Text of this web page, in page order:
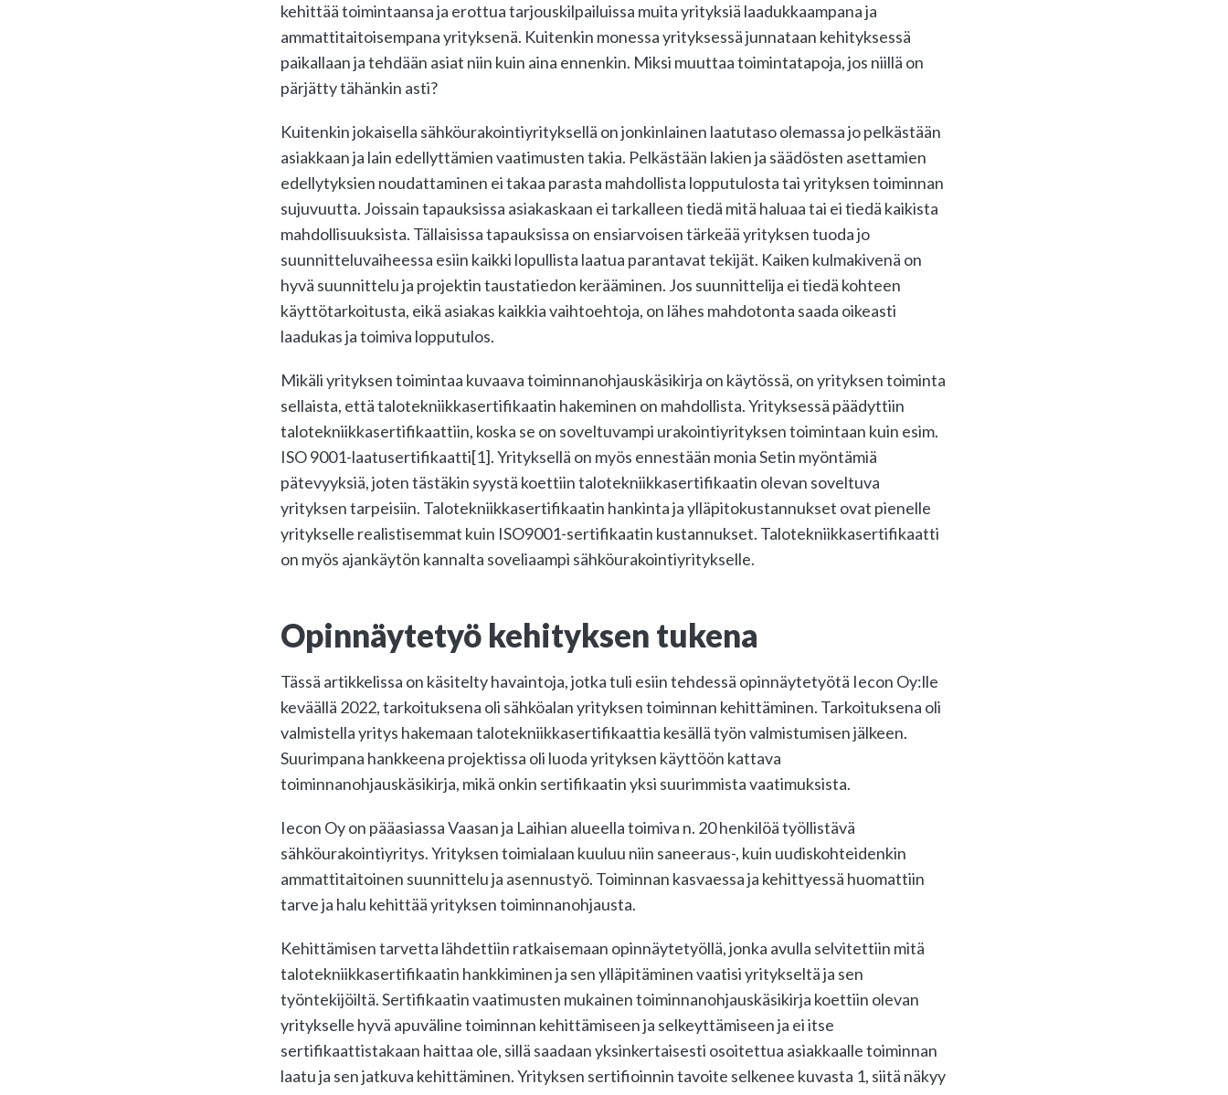
kehittää toimintaansa ja erottua tarjouskilpailuissa muita yrityksiä laadukkaampana ja
ammattitaitoisempana yrityksenä. Kuitenkin monessa yrityksessä junnataan kehityksessä
paikallaan ja tehdään asiat niin kuin aina ennenkin. Miksi muuttaa toimintatapoja, jos niillä on
pärjätty tähänkin asti?
Kuitenkin jokaisella sähköurakointiyrityksellä on jonkinlainen laatutaso olemassa jo pelkästään
asiakkaan ja lain edellyttämien vaatimusten takia. Pelkästään lakien ja säädösten asettamien
edellytyksien noudattaminen ei takaa parasta mahdollista lopputulosta tai yrityksen toiminnan
sujuvuutta. Joissain tapauksissa asiakaskaan ei tarkalleen tiedä mitä haluaa tai ei tiedä kaikista
mahdollisuuksista. Tällaisissa tapauksissa on ensiarvoisen tärkeää yrityksen tuoda jo
suunnitteluvaiheessa esiin kaikki lopullista laatua parantavat tekijät. Kaiken kulmakivenä on
hyvä suunnittelu ja projektin taustatiedon kerääminen. Jos suunnittelija ei tiedä kohteen
käyttötarkoitusta, eikä asiakas kaikkia vaihtoehtoja, on lähes mahdotonta saada oikeasti
laadukas ja toimiva lopputulos.
Mikäli yrityksen toimintaa kuvaava toiminnanohjauskäsikirja on käytössä, on yrityksen toiminta
sellaista, että talotekniikkasertifikaatin hakeminen on mahdollista. Yrityksessä päädyttiin
talotekniikkasertifikaattiin, koska se on soveltuvampi urakointiyrityksen toimintaan kuin esim.
ISO 9001-laatusertifikaatti[1]. Yrityksellä on myös ennestään monia Setin myöntämiä
pätevyyksiä, joten tästäkin syystä koettiin talotekniikkasertifikaatin olevan soveltuva
yrityksen tarpeisiin. Talotekniikkasertifikaatin hankinta ja ylläpitokustannukset ovat pienelle
yritykselle realistisemmat kuin ISO9001-sertifikaatin kustannukset. Talotekniikkasertifikaatti
on myös ajankäytön kannalta soveliaampi sähköurakointiyritykselle.
Opinnäytetyö kehityksen tukena
Tässä artikkelissa on käsitelty havaintoja, jotka tuli esiin tehdessä opinnäytetyötä Iecon Oy:lle
keväällä 2022, tarkoituksena oli sähköalan yrityksen toiminnan kehittäminen. Tarkoituksena oli
valmistella yritys hakemaan talotekniikkasertifikaattia kesällä työn valmistumisen jälkeen.
Suurimpana hankkeena projektissa oli luoda yrityksen käyttöön kattava
toiminnanohjauskäsikirja, mikä onkin sertifikaatin yksi suurimmista vaatimuksista.
Iecon Oy on pääasiassa Vaasan ja Laihian alueella toimiva n. 20 henkilöä työllistävä
sähköurakointiyritys. Yrityksen toimialaan kuuluu niin saneeraus-, kuin uudiskohteidenkin
ammattitaitoinen suunnittelu ja asennustyö. Toiminnan kasvaessa ja kehittyessä huomattiin
tarve ja halu kehittää yrityksen toiminnanohjausta.
Kehittämisen tarvetta lähdettiin ratkaisemaan opinnäytetyöllä, jonka avulla selvitettiin mitä
talotekniikkasertifikaatin hankkiminen ja sen ylläpitäminen vaatisi yritykseltä ja sen
työntekijöiltä. Sertifikaatin vaatimusten mukainen toiminnanohjauskäsikirja koettiin olevan
yritykselle hyvä apuväline toiminnan kehittämiseen ja selkeyttämiseen ja ei itse
sertifikaattistakaan haittaa ole, sillä saadaan yksinkertaisesti osoitettua asiakkaalle toiminnan
laatu ja sen jatkuva kehittäminen. Yrityksen sertifioinnin tavoite selkenee kuvasta 1, siitä näkyy